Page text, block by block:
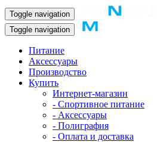
Toggle navigation
Toggle navigation
Питание
Аксессуары
Производство
Купить
Интернет-магазин
- Спортивное питание
- Аксессуары
- Полиграфия
- Оплата и доставка